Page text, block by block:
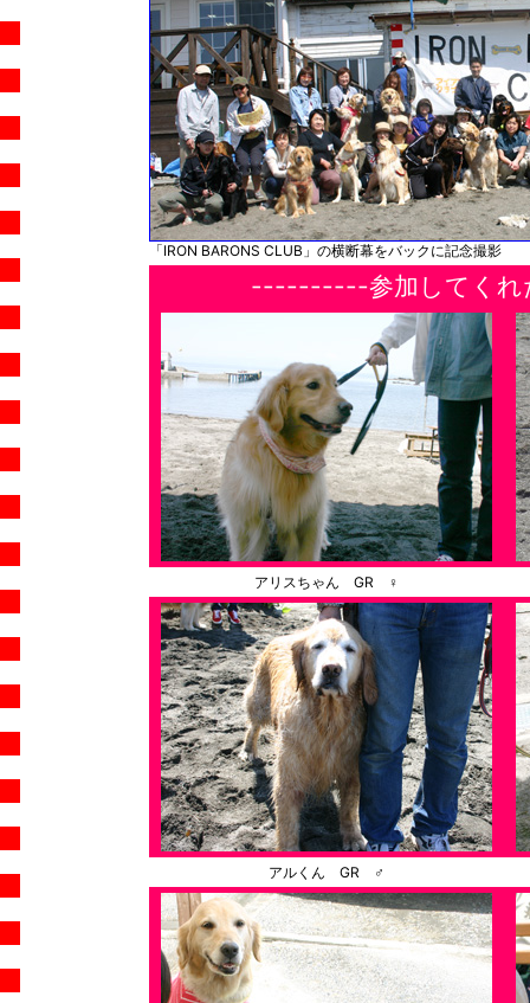
「IRON BARONS CLUB」の横断幕をバックに記念撮影
----------参加してく
アリスちゃん GR ♀
アルくん GR ♂